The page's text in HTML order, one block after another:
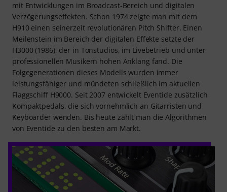
mit Entwicklungen im Broadcast-Bereich und digitalen
Verzögerungseffekten. Schon 1974 zeigte man mit dem
H910 einen seinerzeit revolutionären Pitch Shifter. Einen
Meilenstein im Bereich der digitalen Effekte setzte der
H3000 (1986), der in Tonstudios, im Livebetrieb und unter
professionellen Musikern hohen Anklang fand. Die
Folgegenerationen dieses Modells wurden immer
leistungsfähiger und mündeten schließlich im aktuellen
Flaggschiff H9000. Seit 2007 entwickelt Eventide zusätzlich
Kompaktpedals, die sich vornehmlich an Gitarristen und
Keyboarder wenden. Bis heute zählt man die Algorithmen
von Eventide zu den besten am Markt.